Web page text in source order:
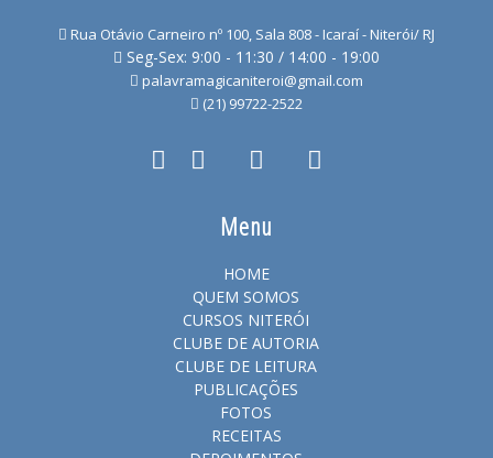
Rua Otávio Carneiro nº 100, Sala 808 - Icaraí - Niterói/ RJ
Seg-Sex: 9:00 - 11:30 / 14:00 - 19:00
palavramagicaniteroi@gmail.com
(21) 99722-2522
Menu
HOME
QUEM SOMOS
CURSOS NITERÓI
CLUBE DE AUTORIA
CLUBE DE LEITURA
PUBLICAÇÕES
FOTOS
RECEITAS